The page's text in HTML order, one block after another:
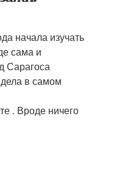
начала изучать
сама и
Сарагоса
в самом
. Вроде ничего